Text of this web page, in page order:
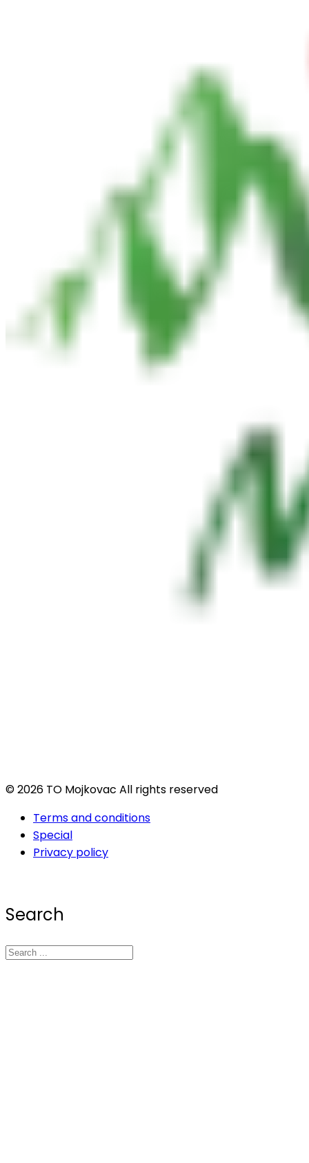
© 2026 TO Mojkovac All rights reserved
Terms and conditions
Special
Privacy policy
Search